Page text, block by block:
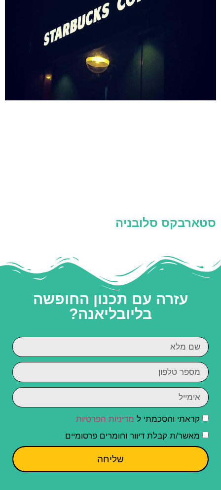
סטארבקס סלובניה
עזרה עם תכנון החופשה
בליובליאנה?
קראתי והסכמתי ל מדיניות הפרטיות
מאשר/ת קבלת דיוור וחומרים פרסומיים
שליחה